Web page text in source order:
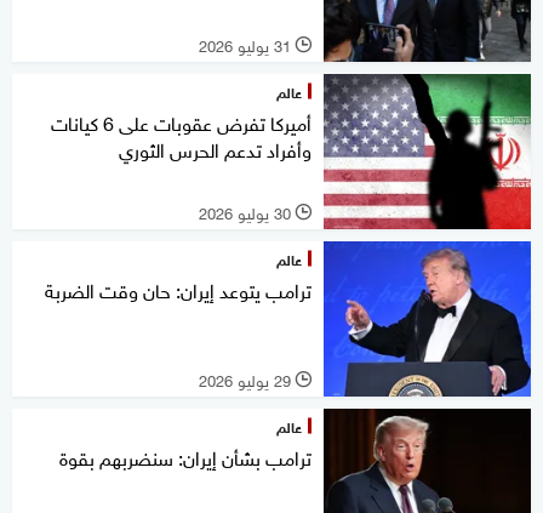
l 31 يوليو 2026
عالم
أميركا تفرض عقوبات على 6 كيانات
وأفراد تدعم الحرس الثوري
l 30 يوليو 2026
عالم
ترامب يتوعد إيران: حان وقت الضربة
l 29 يوليو 2026
عالم
ترامب بشأن إيران: سنضربهم بقوة